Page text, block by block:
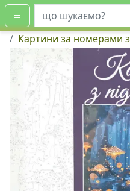
шукати
Картини за номерами з